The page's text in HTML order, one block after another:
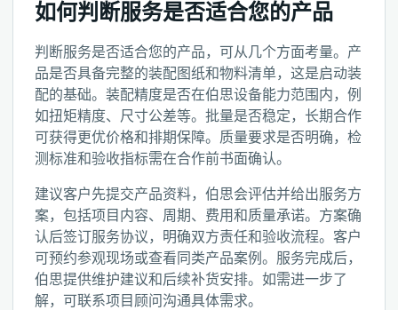
如何判断服务是否适合您的产品
判断服务是否适合您的产品，可从几个方面考量。产
品是否具备完整的装配图纸和物料清单，这是启动装
配的基础。装配精度是否在伯思设备能力范围内，例
如扭矩精度、尺寸公差等。批量是否稳定，长期合作
可获得更优价格和排期保障。质量要求是否明确，检
测标准和验收指标需在合作前书面确认。
建议客户先提交产品资料，伯思会评估并给出服务方
案，包括项目内容、周期、费用和质量承诺。方案确
认后签订服务协议，明确双方责任和验收流程。客户
可预约参观现场或查看同类产品案例。服务完成后，
伯思提供维护建议和后续补货安排。如需进一步了
解，可联系项目顾问沟通具体需求。